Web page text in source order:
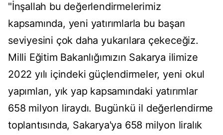
"İnşallah bu değerlendirmelerimiz
kapsamında, yeni yatırımlarla bu başarı
seviyesini çok daha yukarılara çekeceğiz.
Milli Eğitim Bakanlığımızın Sakarya ilimize
2022 yılı içindeki güçlendirmeler, yeni okul
yapımları, yık yap kapsamındaki yatırımlar
658 milyon liraydı. Bugünkü il değerlendirme
toplantısında, Sakarya'ya 658 milyon liralık